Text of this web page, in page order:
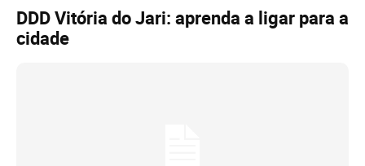
DDD Vitória do Jari: aprenda a ligar para a
cidade